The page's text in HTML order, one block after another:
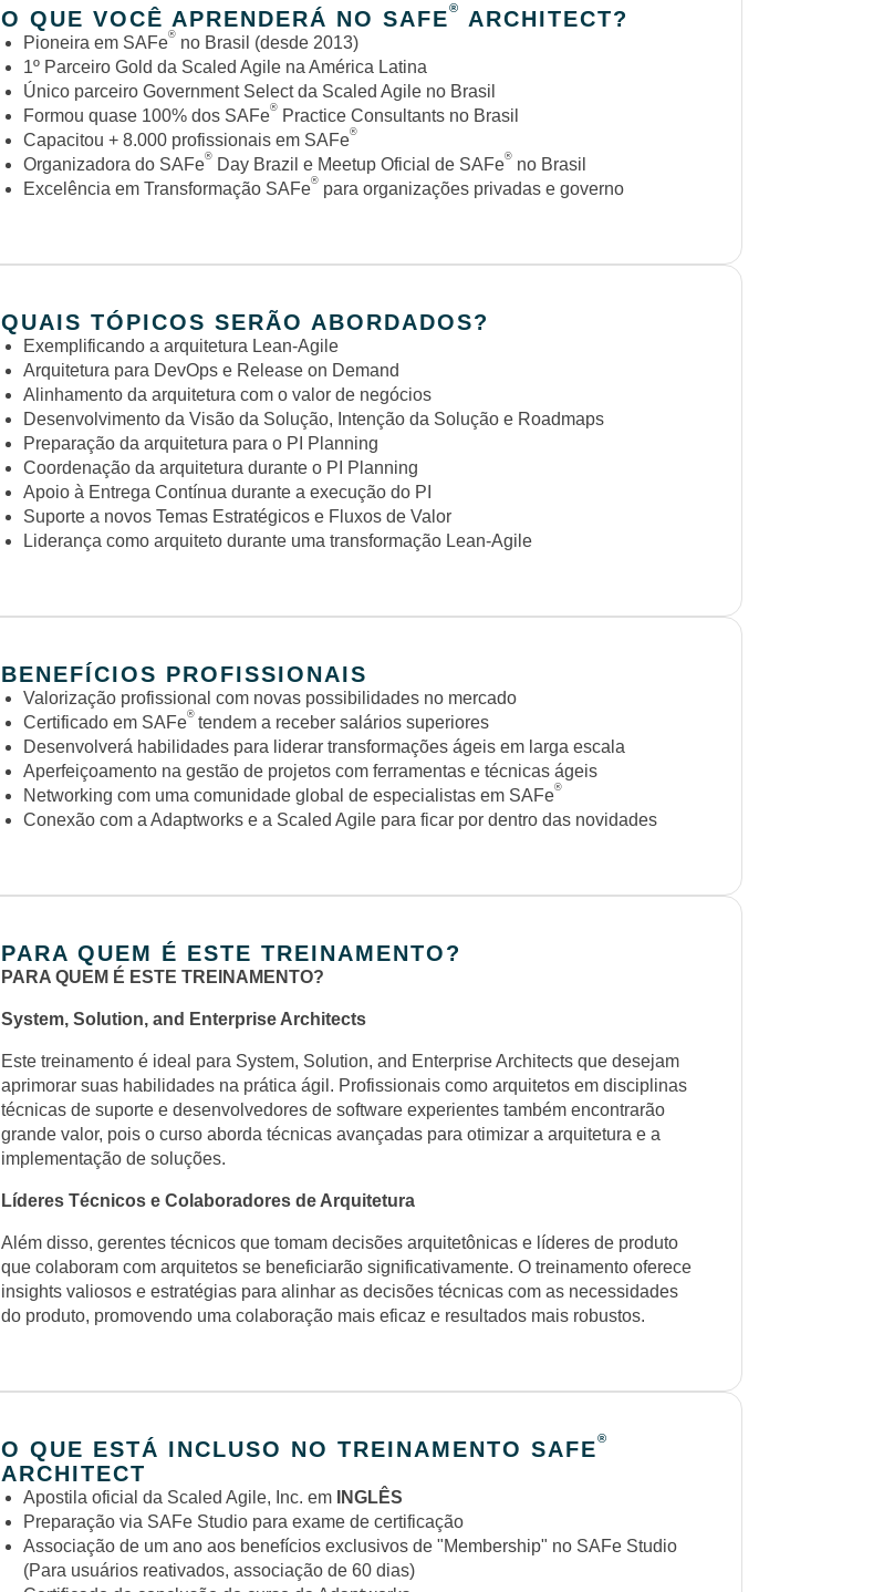
O QUE VOCÊ APRENDERÁ NO SAFE® ARCHITECT?
Pioneira em SAFe® no Brasil (desde 2013)
1º Parceiro Gold da Scaled Agile na América Latina
Único parceiro Government Select da Scaled Agile no Brasil
Formou quase 100% dos SAFe® Practice Consultants no Brasil
Capacitou + 8.000 profissionais em SAFe®
Organizadora do SAFe® Day Brazil e Meetup Oficial de SAFe® no Brasil
Excelência em Transformação SAFe® para organizações privadas e governo
QUAIS TÓPICOS SERÃO ABORDADOS?
Exemplificando a arquitetura Lean-Agile
Arquitetura para DevOps e Release on Demand
Alinhamento da arquitetura com o valor de negócios
Desenvolvimento da Visão da Solução, Intenção da Solução e Roadmaps
Preparação da arquitetura para o PI Planning
Coordenação da arquitetura durante o PI Planning
Apoio à Entrega Contínua durante a execução do PI
Suporte a novos Temas Estratégicos e Fluxos de Valor
Liderança como arquiteto durante uma transformação Lean-Agile
BENEFÍCIOS PROFISSIONAIS
Valorização profissional com novas possibilidades no mercado
Certificado em SAFe® tendem a receber salários superiores
Desenvolverá habilidades para liderar transformações ágeis em larga escala
Aperfeiçoamento na gestão de projetos com ferramentas e técnicas ágeis
Networking com uma comunidade global de especialistas em SAFe®
Conexão com a Adaptworks e a Scaled Agile para ficar por dentro das novidades
PARA QUEM É ESTE TREINAMENTO?
PARA QUEM É ESTE TREINAMENTO?
System, Solution, and Enterprise Architects
Este treinamento é ideal para System, Solution, and Enterprise Architects que desejam
aprimorar suas habilidades na prática ágil. Profissionais como arquitetos em disciplinas
técnicas de suporte e desenvolvedores de software experientes também encontrarão
grande valor, pois o curso aborda técnicas avançadas para otimizar a arquitetura e a
implementação de soluções.
Líderes Técnicos e Colaboradores de Arquitetura
Além disso, gerentes técnicos que tomam decisões arquitetônicas e líderes de produto
que colaboram com arquitetos se beneficiarão significativamente. O treinamento oferece
insights valiosos e estratégias para alinhar as decisões técnicas com as necessidades
do produto, promovendo uma colaboração mais eficaz e resultados mais robustos.
O QUE ESTÁ INCLUSO NO TREINAMENTO SAFE®
ARCHITECT
Apostila oficial da Scaled Agile, Inc. em
INGLÊS
Preparação via SAFe Studio para exame de certificação
Associação de um ano aos benefícios exclusivos de "Membership" no SAFe Studio
(Para usuários reativados, associação de 60 dias)